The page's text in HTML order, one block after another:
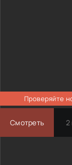
Проверяйте
Смотреть 2